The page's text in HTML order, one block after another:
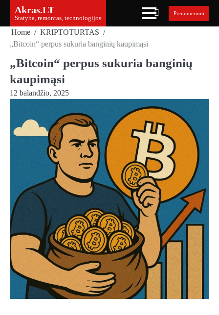
content
Akras.LT
Statyba, remontas, technologijos
Prenumeruoti
Home
KRIPTOTURTAS
„Bitcoin“ perpus sukuria banginių kaupimąsi
„Bitcoin“ perpus sukuria banginių
kaupimąsi
12 balandžio, 2025